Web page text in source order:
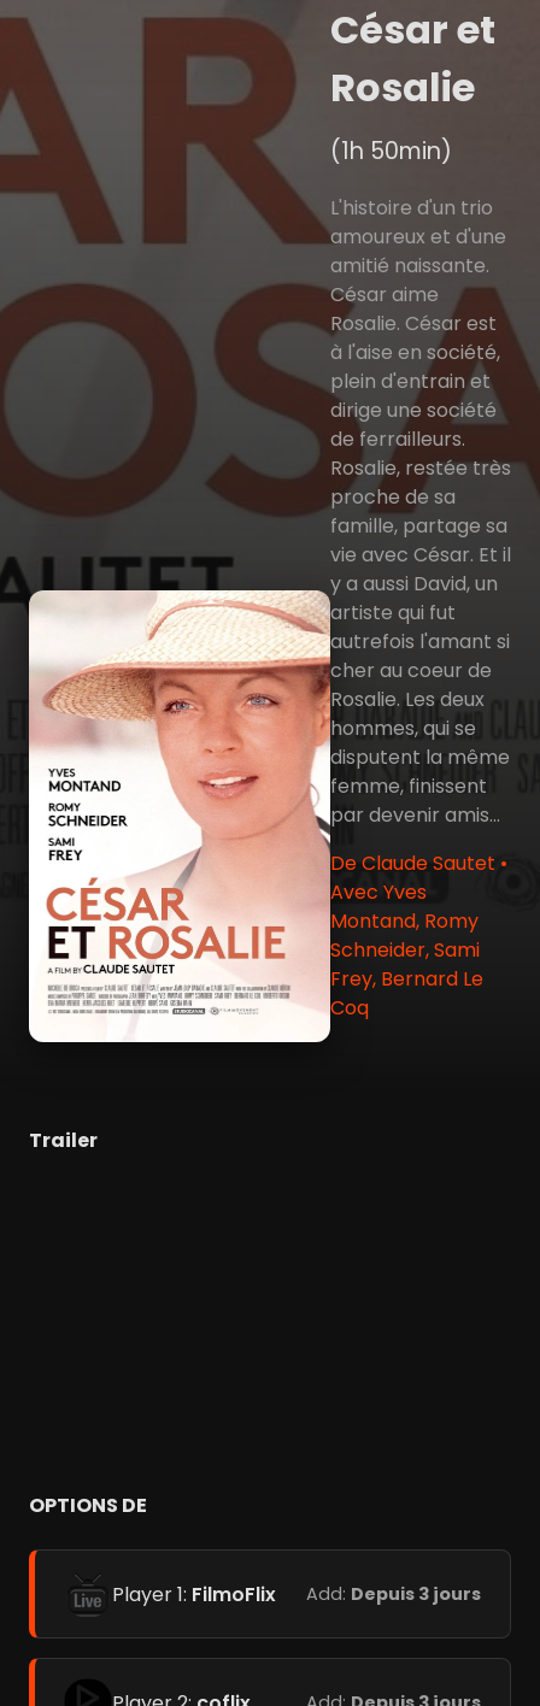
César et
Rosalie
(1h 50min)
L'histoire d'un trio
amoureux et d'une
amitié naissante.
César aime
Rosalie. César est
à l'aise en société,
plein d'entrain et
dirige une société
de ferrailleurs.
Rosalie, restée très
proche de sa
famille, partage sa
vie avec César. Et il
y a aussi David, un
artiste qui fut
autrefois l'amant si
cher au coeur de
Rosalie. Les deux
hommes, qui se
disputent la même
femme, finissent
par devenir amis...
De Claude Sautet •
Avec Yves
Montand, Romy
Schneider, Sami
Frey, Bernard Le
Coq
Trailer
OPTIONS DE
Player 1: FilmoFlix Add: Depuis 3 jours